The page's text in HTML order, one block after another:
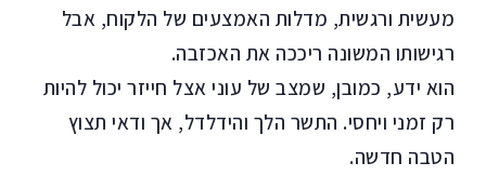
מעשית ורגשית, מדלות האמצעים של הלקוח, אבל
רגישותו המשונה ריככה את האכזבה.
הוא ידע, כמובן, שמצב של עוני אצל חייזר יכול להיות
רק זמני ויחסי. התשר הלך והידלדל, אך ודאי תצוץ
הטבה חדשה.